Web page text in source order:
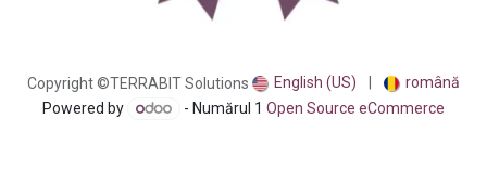
Copyright ©TERRABIT Solutions English (US) |
română
Powered by
- Numărul 1 Open Source eCommerce